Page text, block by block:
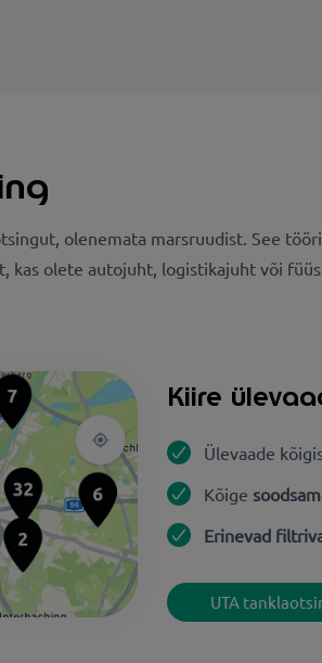
olenemata marsruudist. See
kas olete autojuht, logistikajuht või
Kiire
Ülevaade
Kõige
Erinevad
UTA